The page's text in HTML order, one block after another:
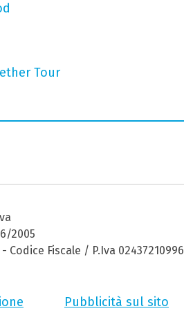
Tour
2005
Codice Fiscale / P.Iva 02437210996
Pubblicità sul sito